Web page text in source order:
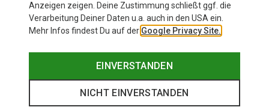
Anzeigen zeigen. Deine Zustimmung schließt ggf. die
Verarbeitung Deiner Daten u.a. auch in den USA ein.
Mehr Infos findest Du auf der Google Privacy Site.
EINVERSTANDEN
NICHT EINVERSTANDEN